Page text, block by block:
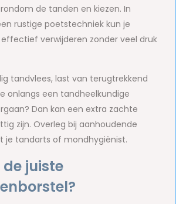
de tanden en kiezen. In
rustige poetstechniek kun je
verwijderen zonder veel druk
tandvlees, last van terugtrekkend
onlangs een tandheelkundige
Dan kan een extra zachte
zijn. Overleg bij aanhoudende
je tandarts of mondhygiënist.
de juiste